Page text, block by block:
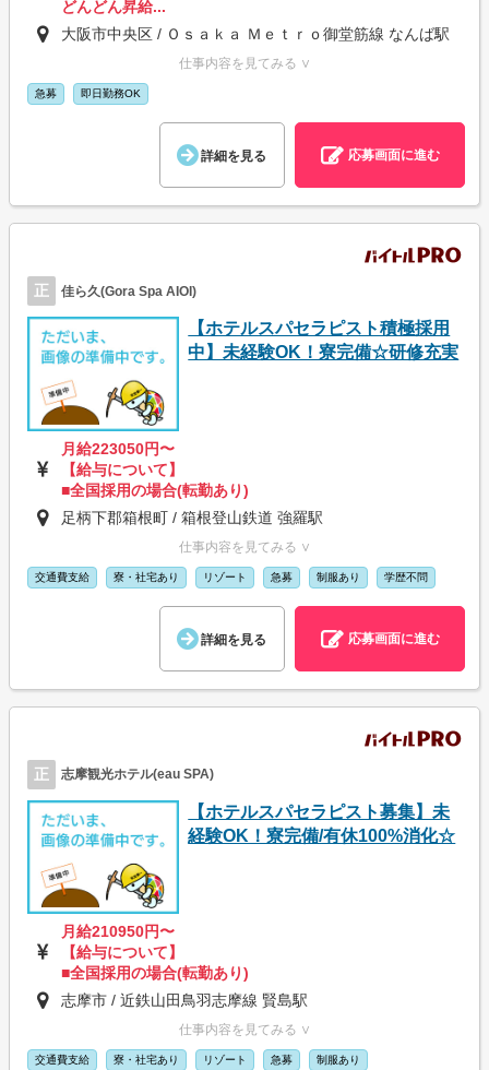
どんどん昇給...
大阪市中央区 / Ｏｓａｋａ Ｍｅｔｒｏ御堂筋線 なんば駅
仕事内容を見てみる ∨
急募 即日勤務OK
詳細を見る 応募画面に進む
正 佳ら久(Gora Spa AIOI)
【ホテルスパセラピスト積極採用
中】未経験OK！寮完備☆研修充実
月給223050円〜
【給与について】
■全国採用の場合(転勤あり)
足柄下郡箱根町 / 箱根登山鉄道 強羅駅
仕事内容を見てみる ∨
交通費支給 寮・社宅あり リゾート 急募 制服あり 学歴不問
詳細を見る 応募画面に進む
正 志摩観光ホテル(eau SPA)
【ホテルスパセラピスト募集】未
経験OK！寮完備/有休100%消化☆
月給210950円〜
【給与について】
■全国採用の場合(転勤あり)
志摩市 / 近鉄山田鳥羽志摩線 賢島駅
仕事内容を見てみる ∨
交通費支給 寮・社宅あり リゾート 急募 制服あり